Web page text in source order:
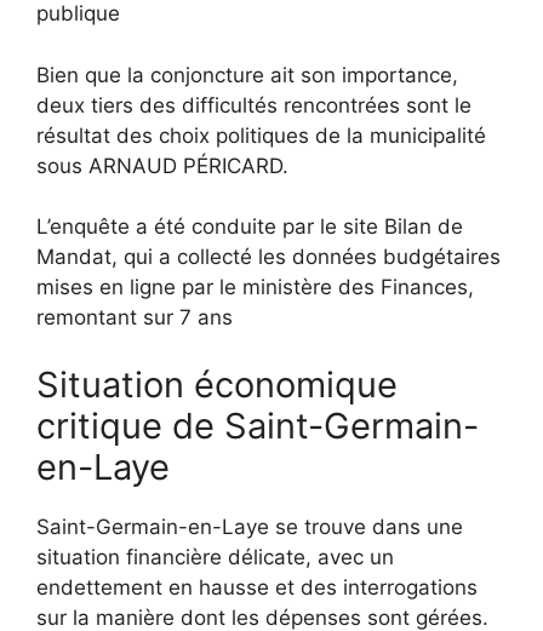
publique
Bien que la conjoncture ait son importance,
deux tiers des difficultés rencontrées sont le
résultat des choix politiques de la municipalité
sous ARNAUD PÉRICARD.
L’enquête a été conduite par le site Bilan de
Mandat, qui a collecté les données budgétaires
mises en ligne par le ministère des Finances,
remontant sur 7 ans
Situation économique
critique de Saint-Germain-
en-Laye
Saint-Germain-en-Laye se trouve dans une
situation financière délicate, avec un
endettement en hausse et des interrogations
sur la manière dont les dépenses sont gérées.